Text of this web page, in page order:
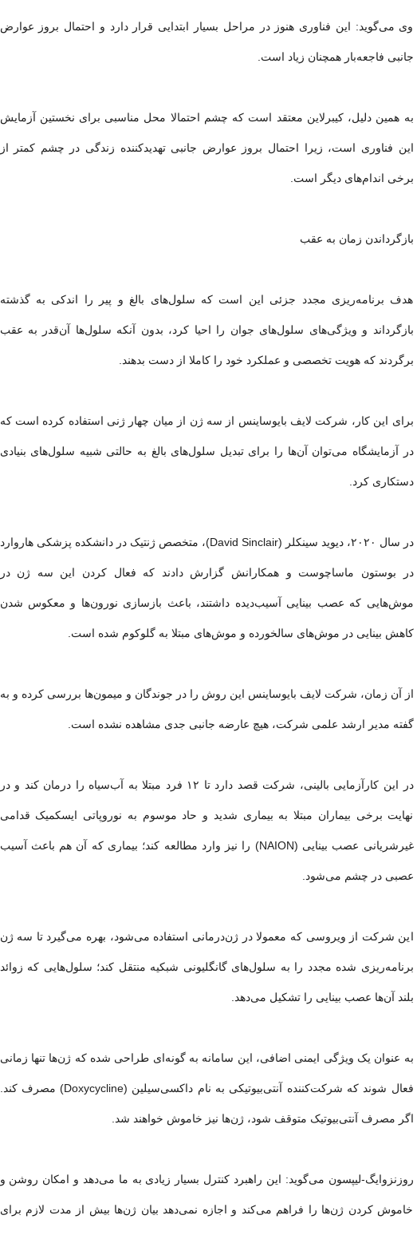
وی می‌گوید: این فناوری هنوز در مراحل بسیار ابتدایی قرار دارد و احتمال بروز عوارض
جانبی فاجعه‌بار همچنان زیاد است.
به همین دلیل، کیبرلاین معتقد است که چشم احتمالا محل مناسبی برای نخستین آزمایش
این فناوری است، زیرا احتمال بروز عوارض جانبی تهدیدکننده زندگی در چشم کمتر از
برخی اندام‌های دیگر است.
بازگرداندن زمان به عقب
هدف برنامه‌ریزی مجدد جزئی این است که سلول‌های بالغ و پیر را اندکی به گذشته
بازگرداند و ویژگی‌های سلول‌های جوان را احیا کرد، بدون آنکه سلول‌ها آن‌قدر به عقب
برگردند که هویت تخصصی و عملکرد خود را کاملا از دست بدهند.
برای این کار، شرکت لایف بایوساینس از سه ژن از میان چهار ژنی استفاده کرده است که
در آزمایشگاه می‌توان آن‌ها را برای تبدیل سلول‌های بالغ به حالتی شبیه سلول‌های بنیادی
دستکاری کرد.
در سال ۲۰۲۰، دیوید سینکلر (David Sinclair)، متخصص ژنتیک در دانشکده پزشکی هاروارد
در بوستون ماساچوست و همکارانش گزارش دادند که فعال کردن این سه ژن در
موش‌هایی که عصب بینایی آسیب‌دیده داشتند، باعث بازسازی نورون‌ها و معکوس شدن
کاهش بینایی در موش‌های سالخورده و موش‌های مبتلا به گلوکوم شده است.
از آن زمان، شرکت لایف بایوساینس این روش را در جوندگان و میمون‌ها بررسی کرده و به
گفته مدیر ارشد علمی شرکت، هیچ عارضه جانبی جدی مشاهده نشده است.
در این کارآزمایی بالینی، شرکت قصد دارد تا ۱۲ فرد مبتلا به آب‌سیاه را درمان کند و در
نهایت برخی بیماران مبتلا به بیماری شدید و حاد موسوم به نوروپاتی ایسکمیک قدامی
غیرشریانی عصب بینایی (NAION) را نیز وارد مطالعه کند؛ بیماری‌ که آن هم باعث آسیب
عصبی در چشم می‌شود.
این شرکت از ویروسی که معمولا در ژن‌درمانی استفاده می‌شود، بهره می‌گیرد تا سه ژن
برنامه‌ریزی شده مجدد را به سلول‌های گانگلیونی شبکیه منتقل کند؛ سلول‌هایی که زوائد
بلند آن‌ها عصب بینایی را تشکیل می‌دهد.
به ‌عنوان یک ویژگی ایمنی اضافی، این سامانه به ‌گونه‌ای طراحی شده که ژن‌ها تنها زمانی
فعال شوند که شرکت‌کننده آنتی‌بیوتیکی به نام داکسی‌سیلین (Doxycycline) مصرف کند.
اگر مصرف آنتی‌بیوتیک متوقف شود، ژن‌ها نیز خاموش خواهند شد.
روزنزوایگ-لیپسون می‌گوید: این راهبرد کنترل بسیار زیادی به ما می‌دهد و امکان روشن و
خاموش کردن ژن‌ها را فراهم می‌کند و اجازه نمی‌دهد بیان ژن‌ها بیش از مدت لازم برای